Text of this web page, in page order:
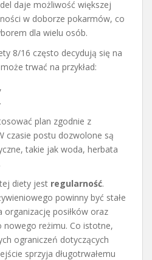
daje możliwość większej
w doborze pokarmów, co
dla wielu osób.
8/16 często decydują się na
trwać na przykład:
plan zgodnie z
czasie postu dozwolone są
takie jak woda, herbata
diety jest regularność.
powinny być stałe
organizację posiłków oraz
nowego reżimu. Co istotne,
ograniczeń dotyczących
sprzyja długotrwałemu